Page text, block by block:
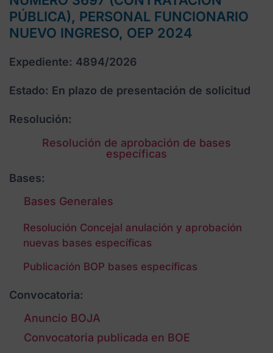
PÚBLICA), PERSONAL FUNCIONARIO
NUEVO INGRESO, OEP 2024
Expediente: 4894/2026
Estado: En plazo de presentación de solicitud
Resolución:
Resolución de aprobación de bases
específicas
Bases:
Bases Generales
Resolución Concejal anulación y aprobación
nuevas bases específicas
Publicación BOP bases específicas
Convocatoria:
Anuncio BOJA
Convocatoria publicada en BOE